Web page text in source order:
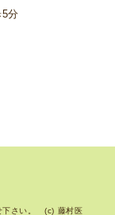
分
下さい。 (c) 藤村医